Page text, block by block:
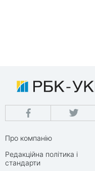
Про компанію
Редакційна політика і
стандарти